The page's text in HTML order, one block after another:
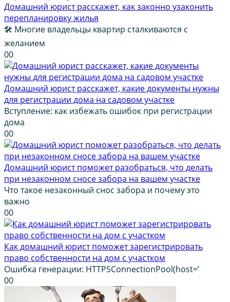
Домашний юрист расскажет, как законно узаконить
перепланировку жилья
🛠️ Многие владельцы квартир сталкиваются с
желанием
00
Домашний юрист расскажет, какие документы нужны
для регистрации дома на садовом участке
Вступление: как избежать ошибок при регистрации
дома
00
Домашний юрист поможет разобраться, что делать
при незаконном сносе забора на вашем участке
Что такое незаконный снос забора и почему это
важно
00
Как домашний юрист поможет зарегистрировать
право собственности на дом с участком
Ошибка генерации: HTTPSConnectionPool(host=’
00